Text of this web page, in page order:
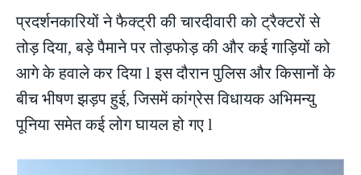
प्रदर्शनकारियों ने फैक्ट्री की चारदीवारी को ट्रैक्टरों से
तोड़ दिया, बड़े पैमाने पर तोड़फोड़ की और कई गाड़ियों को
आगे के हवाले कर दिया l इस दौरान पुलिस और किसानों के
बीच भीषण झड़प हुई, जिसमें कांग्रेस विधायक अभिमन्यु
पूनिया समेत कई लोग घायल हो गए l